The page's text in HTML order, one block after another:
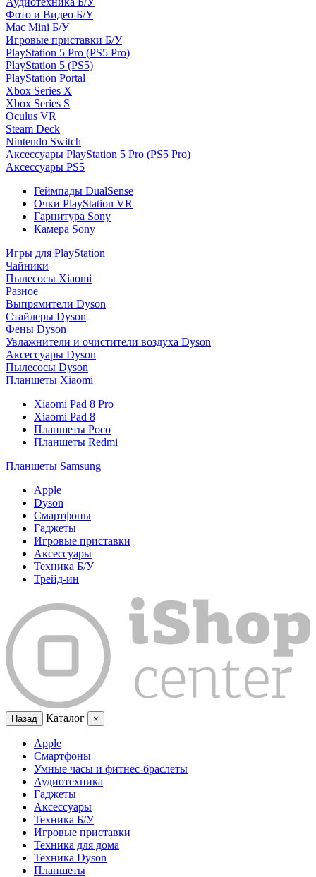
Фото и Видео Б/У
Mac Mini Б/У
Игровые приставки Б/У
PlayStation 5 Pro (PS5 Pro)
PlayStation 5 (PS5)
PlayStation Portal
Xbox Series X
Xbox Series S
Oculus VR
Steam Deck
Nintendo Switch
Аксессуары PlayStation 5 Pro (PS5 Pro)
Аксессуары PS5
Геймпады DualSense
Очки PlayStation VR
Гарнитура Sony
Камера Sony
Игры для PlayStation
Чайники
Пылесосы Xiaomi
Разное
Выпрямители Dyson
Стайлеры Dyson
Фены Dyson
Увлажнители и очистители воздуха Dyson
Аксессуары Dyson
Пылесосы Dyson
Планшеты Xiaomi
Xiaomi Pad 8 Pro
Xiaomi Pad 8
Планшеты Poco
Планшеты Redmi
Планшеты Samsung
Apple
Dyson
Смартфоны
Гаджеты
Игровые приставки
Аксессуары
Техника Б/У
Трейд-ин
Назад Каталог ×
Apple
Смартфоны
Умные часы и фитнес-браслеты
Аудиотехника
Гаджеты
Аксессуары
Техника Б/У
Игровые приставки
Техника для дома
Техника Dyson
Планшеты